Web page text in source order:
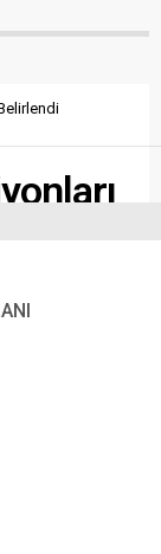
2024-2025